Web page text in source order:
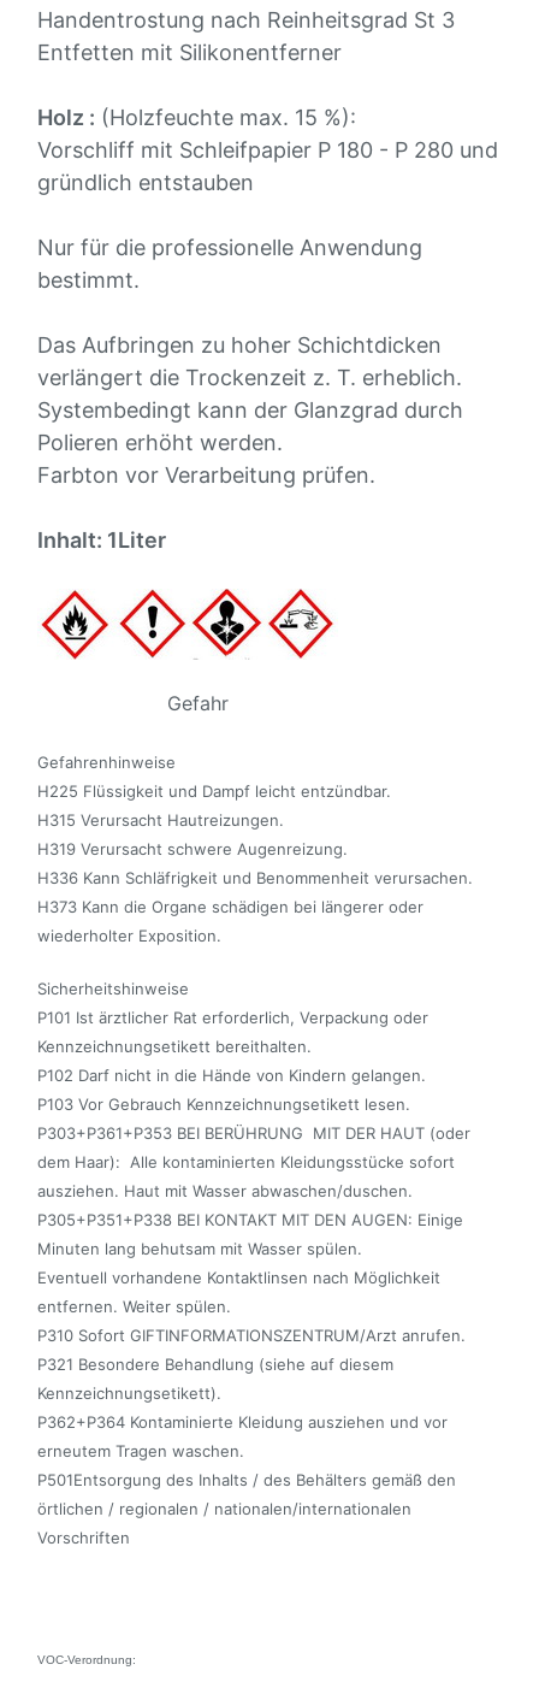
Handentrostung nach Reinheitsgrad St 3
Entfetten mit Silikonentferner
Holz : (Holzfeuchte max. 15 %):
Vorschliff mit Schleifpapier P 180 - P 280 und
gründlich entstauben
Nur für die professionelle Anwendung
bestimmt.
Das Aufbringen zu hoher Schichtdicken
verlängert die Trockenzeit z. T. erheblich.
Systembedingt kann der Glanzgrad durch
Polieren erhöht werden.
Farbton vor Verarbeitung prüfen.
Inhalt: 1Liter
Gefahr
Gefahrenhinweise
H225 Flüssigkeit und Dampf leicht entzündbar.
H315 Verursacht Hautreizungen.
H319 Verursacht schwere Augenreizung.
H336 Kann Schläfrigkeit und Benommenheit verursachen.
H373 Kann die Organe schädigen bei längerer oder
wiederholter Exposition.
Sicherheitshinweise
P101 Ist ärztlicher Rat erforderlich, Verpackung oder
Kennzeichnungsetikett bereithalten.
P102 Darf nicht in die Hände von Kindern gelangen.
P103 Vor Gebrauch Kennzeichnungsetikett lesen.
P303+P361+P353 BEI BERÜHRUNG MIT DER HAUT (oder
dem Haar): Alle kontaminierten Kleidungsstücke sofort
ausziehen. Haut mit Wasser abwaschen/duschen.
P305+P351+P338 BEI KONTAKT MIT DEN AUGEN: Einige
Minuten lang behutsam mit Wasser spülen.
Eventuell vorhandene Kontaktlinsen nach Möglichkeit
entfernen. Weiter spülen.
P310 Sofort GIFTINFORMATIONSZENTRUM/Arzt anrufen.
P321 Besondere Behandlung (siehe auf diesem
Kennzeichnungsetikett).
P362+P364 Kontaminierte Kleidung ausziehen und vor
erneutem Tragen waschen.
P501Entsorgung des Inhalts / des Behälters gemäß den
örtlichen / regionalen / nationalen/internationalen
Vorschriften
VOC-Verordnung: